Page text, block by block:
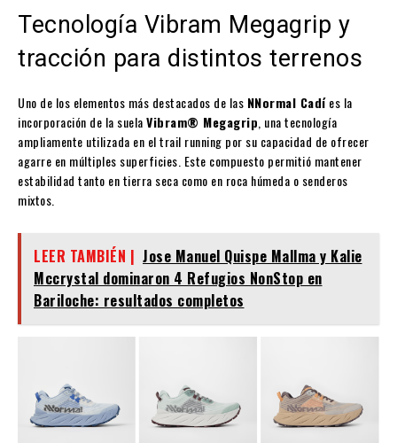
Tecnología Vibram Megagrip y
tracción para distintos terrenos
Uno de los elementos más destacados de las NNormal Cadíes la
incorporación de la suelaVibram® Megagrip , una tecnología
ampliamente utilizada en el trail running por su capacidad de ofrecer
agarre en múltiples superficies. Este compuesto permitió mantener
estabilidad tanto en tierra seca como en roca húmeda o senderos
mixtos.
LEER TAMBIÉN | Jose Manuel Quispe Mallma y Kalie
Mccrystal dominaron 4 Refugios NonStop en
Bariloche: resultados completos